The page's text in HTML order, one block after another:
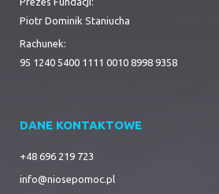
Piotr Dominik Staniucha
Rachunek:
95 1240 5400 1111 0010 8998 9358
DANE KONTAKTOWE
+48 696 219 723
info@niosepomoc.pl